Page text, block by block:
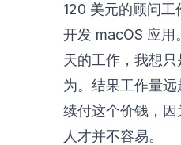
120 美元的顾问
开发 macOS 应用
天的工作，我想
为。结果工作量
续付这个价钱，
人才并不容易。